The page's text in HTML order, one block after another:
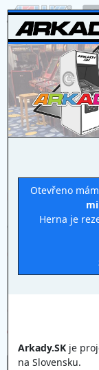
Otevřeno
Herna je
Arkady.SKje
na Slovensku.